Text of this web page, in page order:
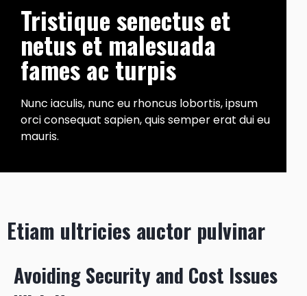
Tristique senectus et
netus et malesuada
fames ac turpis
Nunc iaculis, nunc eu rhoncus lobortis, ipsum
orci consequat sapien, quis semper erat dui eu
mauris.
Etiam ultricies auctor pulvinar
Avoiding Security and Cost Issues